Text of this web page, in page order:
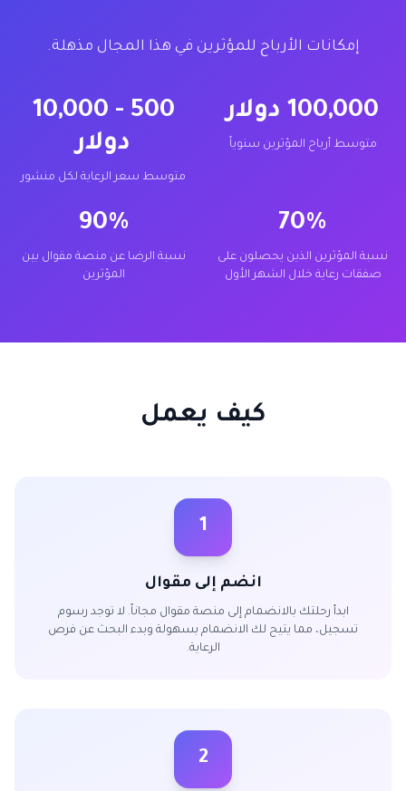
إمكانات الأرباح للمؤثرين في هذا المجال مذهلة.
100,000 دولار
متوسط أرباح المؤثرين سنوياً
500 - 10,000
دولار
متوسط سعر الرعاية لكل منشور
70%
نسبة المؤثرين الذين يحصلون على
صفقات رعاية خلال الشهر الأول
90%
نسبة الرضا عن منصة مقوال بين
المؤثرين
كيف يعمل
1
انضم إلى مقوال
ابدأ رحلتك بالانضمام إلى منصة مقوال مجاناً. لا توجد رسوم
تسجيل، مما يتيح لك الانضمام بسهولة وبدء البحث عن فرص
الرعاية.
2